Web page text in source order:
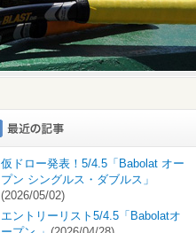
仮ドロー発表！5/4.5「Babolat オー
プン シングルス・ダブルス」
(2026/05/02)
エントリーリスト5/4.5「Babolatオ